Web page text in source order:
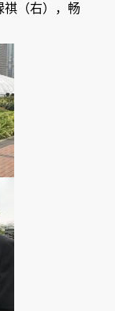
祺（右），畅